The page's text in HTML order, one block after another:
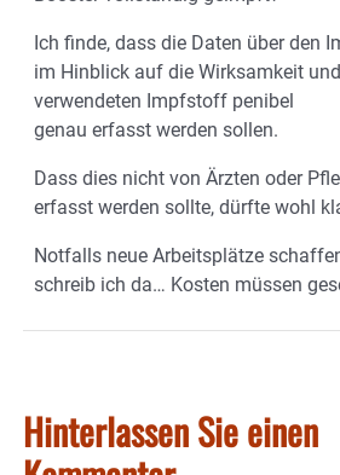
Ich finde, dass die Daten über den
im Hinblick auf die Wirksamkeit
verwendeten Impfstoff penibel
genau erfasst werden sollen.
Dass dies nicht von Ärzten oder
erfasst werden sollte, dürfte wohl
Notfalls neue Arbeitsplätze
schreib ich da… Kosten müssen
Hinterlassen Sie einen